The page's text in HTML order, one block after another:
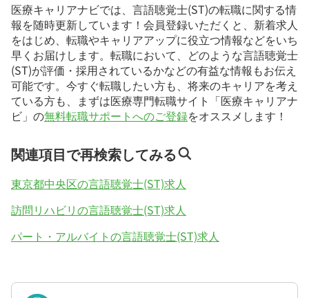
医療キャリアナビでは、言語聴覚士(ST)の転職に関する情
報を随時更新しています！会員登録いただくと、新着求人
をはじめ、転職やキャリアアップに役立つ情報などをいち
早くお届けします。転職において、どのような言語聴覚士
(ST)が評価・採用されているかなどの有益な情報もお伝え
可能です。今すぐ転職したい方も、将来のキャリアを考え
ている方も、まずは医療専門転職サイト「医療キャリアナ
ビ」の無料転職サポートへのご登録をオススメします！
関連項目で再検索してみる
東京都中央区の言語聴覚士(ST)求人
訪問リハビリの言語聴覚士(ST)求人
パート・アルバイトの言語聴覚士(ST)求人